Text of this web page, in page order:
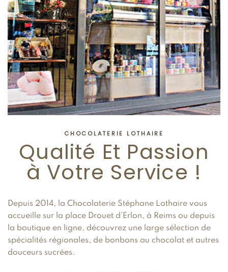
CHOCOLATERIE LOTHAIRE
Qualité Et Passion
à Votre Service !
Depuis 2014, la Chocolaterie Stéphane Lothaire vous
accueille sur la place Drouet d’Erlon, à Reims ou depuis
la boutique en ligne, découvrez une large sélection de
spécialités régionales, de bonbons au chocolat et autres
douceurs sucrées.